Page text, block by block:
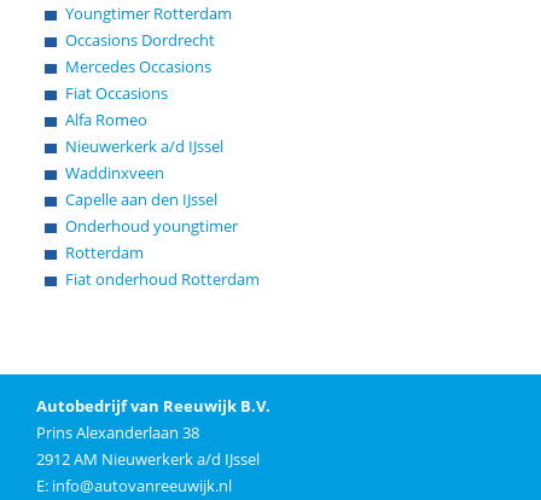
Youngtimer Rotterdam
Occasions Dordrecht
Mercedes Occasions
Fiat Occasions
Alfa Romeo
Nieuwerkerk a/d IJssel
Waddinxveen
Capelle aan den IJssel
Onderhoud youngtimer
Rotterdam
Fiat onderhoud Rotterdam
Autobedrijf van Reeuwijk B.V.
Prins Alexanderlaan 38
2912 AM Nieuwerkerk a/d IJssel
E: info@autovanreeuwijk.nl